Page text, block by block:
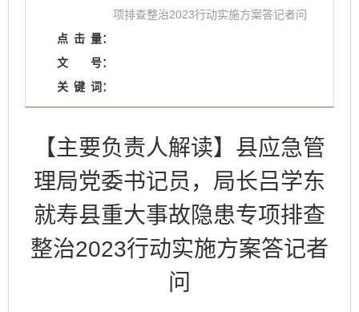
项排查整治2023行动实施方案答记者问
点 击 量：
文
号：
关 键 词：
【主要负责人解读】县应急管
理局党委书记员，局长吕学东
就寿县重大事故隐患专项排查
整治2023行动实施方案答记者
问